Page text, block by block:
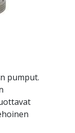
pumput.